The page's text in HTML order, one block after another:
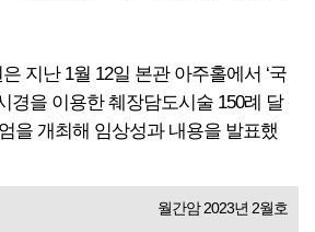
지난 1월 12일 본관 아주홀에서 ‘국
경을 이용한 췌장담도시술 150례 달
을 개최해 임상성과 내용을 발표했
월간암 2023년 2월호